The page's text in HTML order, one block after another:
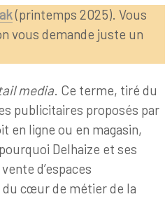
(printemps 2025). Vous
vous demande juste un
media. Ce terme, tiré du
publicitaires proposés par
en ligne ou en magasin,
Delhaize et ses
d’espaces
cœur de métier de la